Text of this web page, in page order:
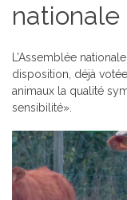
L’Assemblée
disposition, déjà
animaux la qualité
sensibilité».